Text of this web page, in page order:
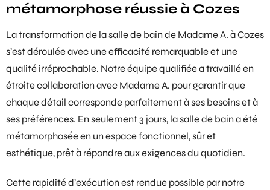
métamorphose réussie à Cozes
La transformation de la salle de bain de Madame A. à Cozes
s’est déroulée avec une efficacité remarquable et une
qualité irréprochable. Notre équipe qualifiée a travaillé en
étroite collaboration avec Madame A. pour garantir que
chaque détail corresponde parfaitement à ses besoins et à
ses préférences. En seulement 3 jours, la salle de bain a été
métamorphosée en un espace fonctionnel, sûr et
esthétique, prêt à répondre aux exigences du quotidien.
Cette rapidité d’exécution est rendue possible par notre